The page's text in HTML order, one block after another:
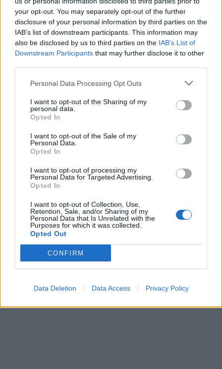
your opt-out. You may separately opt-out of the further
disclosure of your personal information by third parties on the
IAB’s list of downstream participants. This information may
also be disclosed by us to third parties on the IAB’s List of
Downstream Participants that may further disclose it to other
Personal Data Processing Opt Outs
I want to opt-out of the Sharing of my
personal data.
Opted In
I want to opt-out of the Sale of my
Personal Data.
Opted In
I want to opt-out of processing my
Personal Data for Targeted Advertising.
Opted In
I want to opt-out of Collection, Use,
Retention, Sale, and/or Sharing of my
Personal Data that Is Unrelated with the
Purposes for which it was collected.
Opted Out
CONFIRM
Data Deletion Data Access Privacy Policy
In evidenza